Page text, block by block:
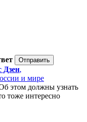
Дзен,
и мире
этом должны узнать
тоже интересно